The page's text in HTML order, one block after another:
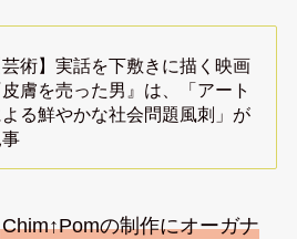
芸術】実話を下敷きに描く映画
皮膚を売った男』は、「アート
る鮮やかな社会問題風刺」が
事
Chim↑Pomの制作にオーガナ